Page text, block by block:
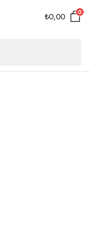
₺0,00 0